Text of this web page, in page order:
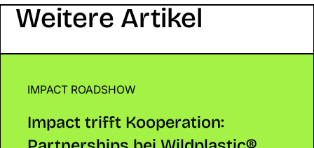
Weitere Artikel
IMPACT ROADSHOW
Impact trifft Kooperation:
Impact trifft Kooperation: Partnerships bei